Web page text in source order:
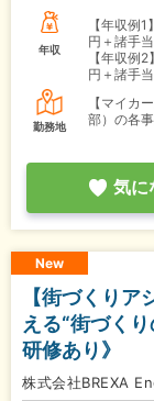
年収
【年収例1】
円＋諸手当
【年収例2】
円＋諸手当
勤務地
【マイカ
部）の各
気に
New
【街づくり
える“街づく
研修あり》
株式会社BREXA